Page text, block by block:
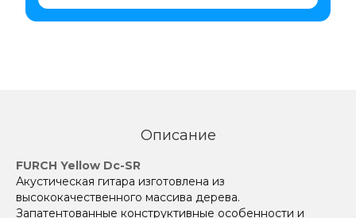
Описание
FURCH Yellow Dc-SR
Акустическая гитара изготовлена из
высококачественного массива дерева.
Запатентованные конструктивные особенности и